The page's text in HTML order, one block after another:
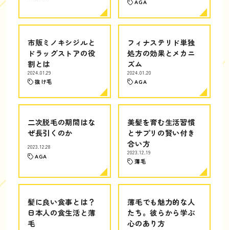
AGA
市販ミノキシジルと
ドラッグストアの役
割とは
2024.01.29
抜け毛
フィナステリド単独
処方の効果とメカニ
ズム
2024.01.20
AGA
二次脱毛の期間はな
ぜ長引くのか
2023.12.28
AGA
美髪を育む生活習慣
とサプリの賢い付き
合い方
2023.12.19
薄毛
髪に良い食事とは？
日本人の食生活と薄
毛
薄毛でも魅力的な人
たち。彼らから学ぶ
心のあり方